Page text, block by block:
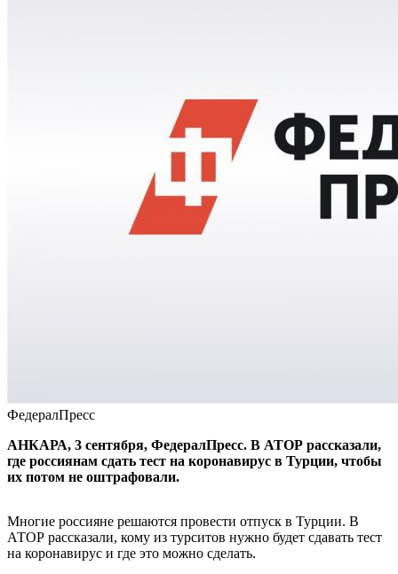
ФедералПресс
АНКАРА, 3 сентября, ФедералПресс. В АТОР рассказали,
где россиянам сдать тест на коронавирус в Турции, чтобы
их потом не оштрафовали.
Многие россияне решаются провести отпуск в Турции. В
АТОР рассказали, кому из турситов нужно будет сдавать тест
на коронавирус и где это можно сделать.